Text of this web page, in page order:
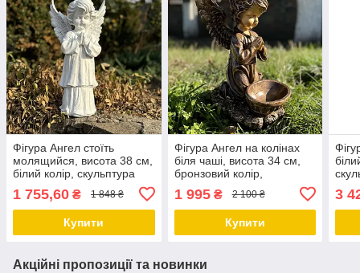
Фігура Ангел стоїть
молящийся, висота 38 см,
білий колір, скульптура
полістоуну
1 755,60 ₴ 1 848 ₴
Купити
Фігура Ангел на колінах
біля чаші, висота 34 см,
бронзовий колір,
могилу з полістоуну
1 995₴ 2 100 ₴
Купити
3
Акційні пропозиції та новинки